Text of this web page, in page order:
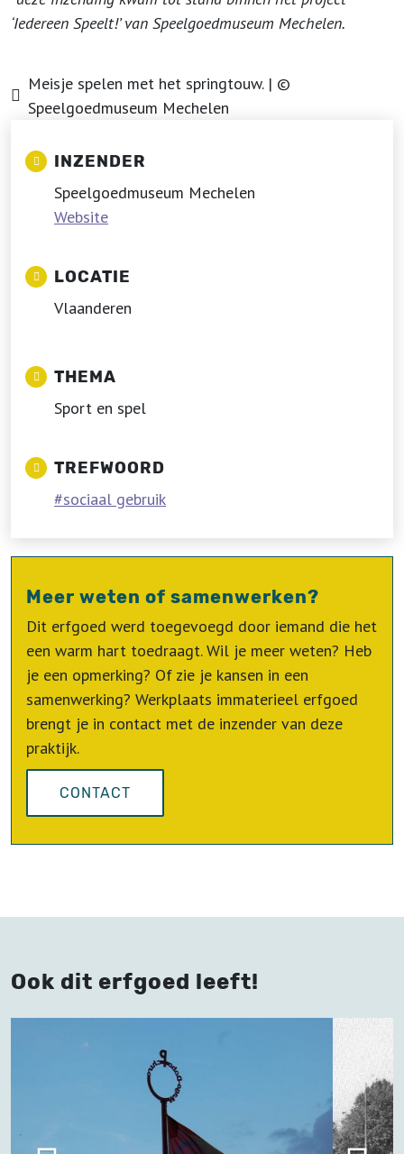
‘Iedereen Speelt!’ van Speelgoedmuseum Mechelen.
Meisje spelen met het springtouw. | ©
Speelgoedmuseum Mechelen
INZENDER
Speelgoedmuseum Mechelen
Website
LOCATIE
Vlaanderen
THEMA
Sport en spel
TREFWOORD
sociaal gebruik
Meer weten of samenwerken?
Dit erfgoed werd toegevoegd door iemand die het
een warm hart toedraagt. Wil je meer weten? Heb
je een opmerking? Of zie je kansen in een
samenwerking? Werkplaats immaterieel erfgoed
brengt je in contact met de inzender van deze
praktijk.
CONTACT
Ook dit erfgoed leeft!